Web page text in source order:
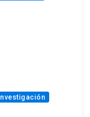
Investigación